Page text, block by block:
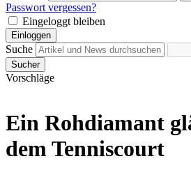
Passwort vergessen?
Eingeloggt bleiben
Einloggen
Suche
Sucher
Vorschläge
Ein Rohdiamant
dem Tenniscourt